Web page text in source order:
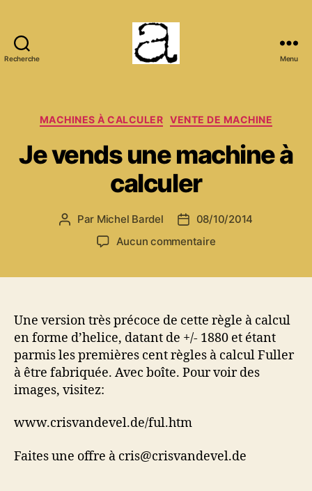
Recherche Menu
Catégories
MACHINES À CALCULER VENTE DE MACHINE
Je vends une machine à
calculer
Auteur
Par Michel Bardel
Date08/10/2014
Aucun commentairesur
à
calculer
Une version très précoce de cette règle à calcul
en forme d’helice, datant de +/- 1880 et étant
parmis les premières cent règles à calcul Fuller
à être fabriquée. Avec boîte. Pour voir des
images, visitez:
www.crisvandevel.de/ful.htm
Faites une offre à cris@crisvandevel.de